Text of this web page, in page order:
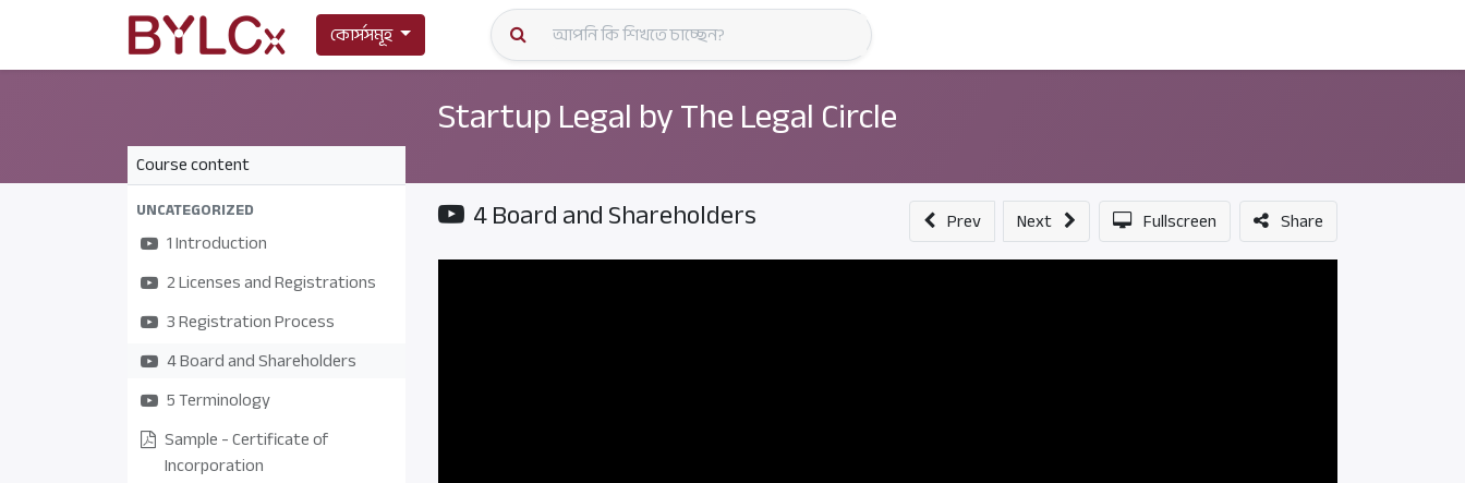
কোর্সসমূহ
Startup Legal by The Legal Circle
Course content
UNCATEGORIZED
1 Introduction
2 Licenses and Registrations
3 Registration Process
4 Board and Shareholders
5 Terminology
Sample - Certificate of
Incorporation
4 Board and Shareholders Prev Next Fullscreen Share